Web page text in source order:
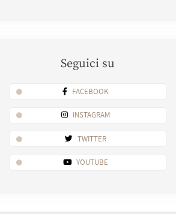
Seguici su
FACEBOOK
INSTAGRAM
TWITTER
YOUTUBE